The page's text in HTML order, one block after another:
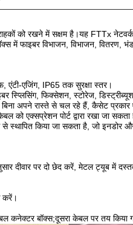
को रखने में सक्षम है।यह FTTx
में फाइबर विभाजन, विभाजन,
एंटी-एजिंग, IP65 तक सुरक्षा स्तर।
स्प्लिसिंग, फिक्सेशन, स्टोरेज,
अपने रास्ते से चल रहे हैं, कैसेट प्रकार
को एक्सप्रेशन पोर्ट द्वारा रखा जा
स्थापित किया जा सकता है, जो इनडोर
दीवार पर दो छेद करें, मेटल ट्यूब में
करें।
कनेक्टर बॉक्स;दूसरा केबल पर तय